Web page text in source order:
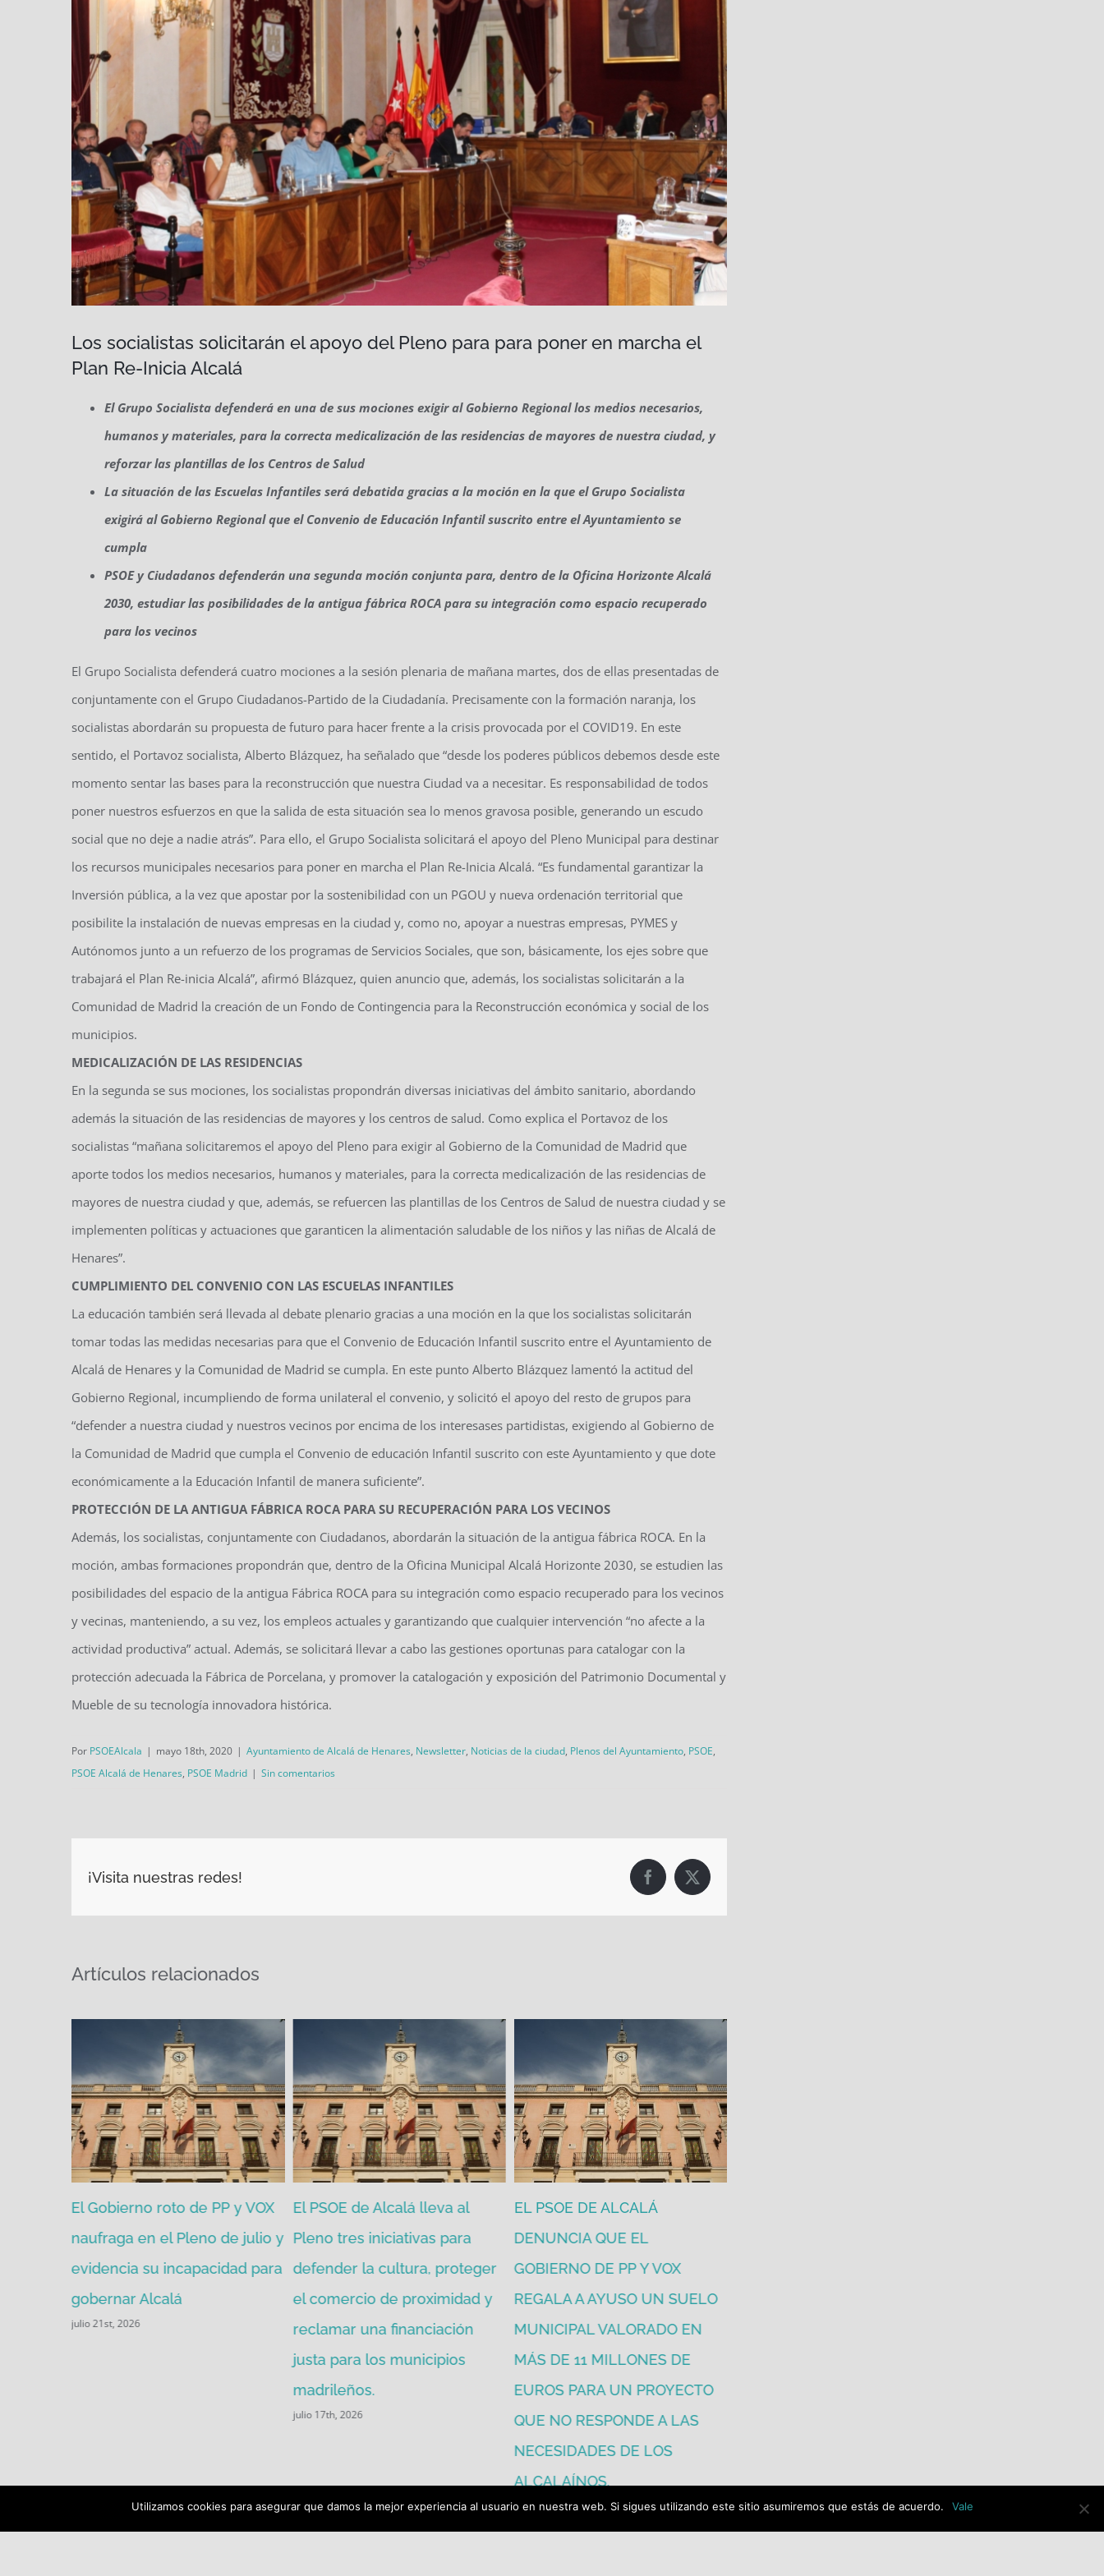
Los socialistas solicitarán el apoyo del Pleno para para poner en marcha el
Plan Re-Inicia Alcalá
El Grupo Socialista defenderá en una de sus mociones exigir al Gobierno Regional los medios necesarios,
humanos y materiales, para la correcta medicalización de las residencias de mayores de nuestra ciudad, y
reforzar las plantillas de los Centros de Salud
La situación de las Escuelas Infantiles será debatida gracias a la moción en la que el Grupo Socialista
exigirá al Gobierno Regional que el Convenio de Educación Infantil suscrito entre el Ayuntamiento se
cumpla
PSOE y Ciudadanos defenderán una segunda moción conjunta para, dentro de la Oficina Horizonte Alcalá
2030, estudiar las posibilidades de la antigua fábrica ROCA para su integración como espacio recuperado
para los vecinos
El Grupo Socialista defenderá cuatro mociones a la sesión plenaria de mañana martes, dos de ellas presentadas de
conjuntamente con el Grupo Ciudadanos-Partido de la Ciudadanía. Precisamente con la formación naranja, los
socialistas abordarán su propuesta de futuro para hacer frente a la crisis provocada por el COVID19. En este
sentido, el Portavoz socialista, Alberto Blázquez, ha señalado que “desde los poderes públicos debemos desde este
momento sentar las bases para la reconstrucción que nuestra Ciudad va a necesitar. Es responsabilidad de todos
poner nuestros esfuerzos en que la salida de esta situación sea lo menos gravosa posible, generando un escudo
social que no deje a nadie atrás”. Para ello, el Grupo Socialista solicitará el apoyo del Pleno Municipal para destinar
los recursos municipales necesarios para poner en marcha el Plan Re-Inicia Alcalá. “Es fundamental garantizar la
Inversión pública, a la vez que apostar por la sostenibilidad con un PGOU y nueva ordenación territorial que
posibilite la instalación de nuevas empresas en la ciudad y, como no, apoyar a nuestras empresas, PYMES y
Autónomos junto a un refuerzo de los programas de Servicios Sociales, que son, básicamente, los ejes sobre que
trabajará el Plan Re-inicia Alcalá”, afirmó Blázquez, quien anuncio que, además, los socialistas solicitarán a la
Comunidad de Madrid la creación de un Fondo de Contingencia para la Reconstrucción económica y social de los
municipios.
MEDICALIZACIÓN DE LAS RESIDENCIAS
En la segunda se sus mociones, los socialistas propondrán diversas iniciativas del ámbito sanitario, abordando
además la situación de las residencias de mayores y los centros de salud. Como explica el Portavoz de los
socialistas “mañana solicitaremos el apoyo del Pleno para exigir al Gobierno de la Comunidad de Madrid que
aporte todos los medios necesarios, humanos y materiales, para la correcta medicalización de las residencias de
mayores de nuestra ciudad y que, además, se refuercen las plantillas de los Centros de Salud de nuestra ciudad y se
implementen políticas y actuaciones que garanticen la alimentación saludable de los niños y las niñas de Alcalá de
Henares”.
CUMPLIMIENTO DEL CONVENIO CON LAS ESCUELAS INFANTILES
La educación también será llevada al debate plenario gracias a una moción en la que los socialistas solicitarán
tomar todas las medidas necesarias para que el Convenio de Educación Infantil suscrito entre el Ayuntamiento de
Alcalá de Henares y la Comunidad de Madrid se cumpla. En este punto Alberto Blázquez lamentó la actitud del
Gobierno Regional, incumpliendo de forma unilateral el convenio, y solicitó el apoyo del resto de grupos para
“defender a nuestra ciudad y nuestros vecinos por encima de los interesases partidistas, exigiendo al Gobierno de
la Comunidad de Madrid que cumpla el Convenio de educación Infantil suscrito con este Ayuntamiento y que dote
económicamente a la Educación Infantil de manera suficiente”.
PROTECCIÓN DE LA ANTIGUA FÁBRICA ROCA PARA SU RECUPERACIÓN PARA LOS VECINOS
Además, los socialistas, conjuntamente con Ciudadanos, abordarán la situación de la antigua fábrica ROCA. En la
moción, ambas formaciones propondrán que, dentro de la Oficina Municipal Alcalá Horizonte 2030, se estudien las
posibilidades del espacio de la antigua Fábrica ROCA para su integración como espacio recuperado para los vecinos
y vecinas, manteniendo, a su vez, los empleos actuales y garantizando que cualquier intervención “no afecte a la
actividad productiva” actual. Además, se solicitará llevar a cabo las gestiones oportunas para catalogar con la
protección adecuada la Fábrica de Porcelana, y promover la catalogación y exposición del Patrimonio Documental y
Mueble de su tecnología innovadora histórica.
Por PSOEAlcala | mayo 18th, 2020 | Ayuntamiento de Alcalá de Henares, Newsletter, Noticias de la ciudad, Plenos del Ayuntamiento, PSOE,
PSOE Alcalá de Henares, PSOE Madrid | Sin comentarios
¡Visita nuestras redes! Facebook
X
Artículos relacionados
El Gobierno roto de PP y VOX
naufraga en el Pleno de julio y
evidencia su incapacidad para
gobernar Alcalá
julio 21st, 2026
El PSOE de Alcalá lleva al
Pleno tres iniciativas para
defender la cultura, proteger
el comercio de proximidad y
reclamar una financiación
justa para los municipios
madrileños.
julio 17th, 2026
EL PSOE DE ALCALÁ
DENUNCIA QUE EL
GOBIERNO DE PP Y VOX
REGALA A AYUSO UN SUELO
MUNICIPAL VALORADO EN
MÁS DE 11 MILLONES DE
EUROS PARA UN PROYECTO
QUE NO RESPONDE A LAS
NECESIDADES DE LOS
ALCALAÍNOS.
julio 16th, 2026
Utilizamos cookies para asegurar que damos la mejor experiencia al usuario en nuestra web. Si sigues utilizando este sitio asumiremos que estás de acuerdo. Vale